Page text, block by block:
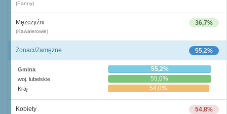
(Panny)
36,7%
Mężczyźni
(Kawalerowie)
55,2%
Żonaci/Zamężne
Gmina 55,2%
woj. lubelskie 55,0%
Kraj 54,0%
54,8%
Kobiety